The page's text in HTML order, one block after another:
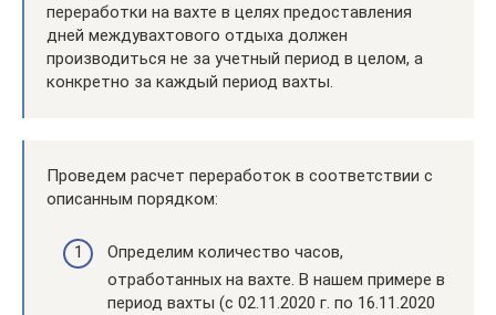
переработки на вахте в целях предоставления
дней междувахтового отдыха должен
производиться не за учетный период в целом, а
конкретно за каждый период вахты.
Проведем расчет переработок в соответствии с
описанным порядком:
Определим количество часов,
отработанных на вахте. В нашем примере в
период вахты (с 02.11.2020 г. по 16.11.2020